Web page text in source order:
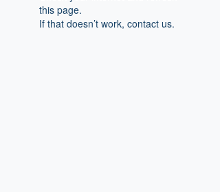
this page.
If that doesn’t work, contact us.